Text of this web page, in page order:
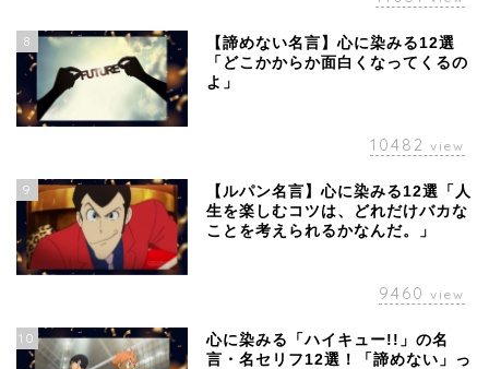
8
【諦めない名言】心に染みる12選
「どこかからか面白くなってくるの
よ」
10482 view
9
【ルパン名言】心に染みる12選「人
生を楽しむコツは、どれだけバカな
ことを考えられるかなんだ。」
9460 view
10
心に染みる「ハイキュー!!」の名
言・名セリフ12選！「諦めない」っ